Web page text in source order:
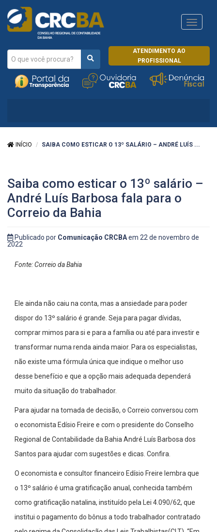
ATENDIMENTO AO
PROFISSIONAL
CRCRJ
INÍCIO SAIBA COMO ESTICAR O 13º SALÁRIO – ANDRÉ LUÍS ...
Saiba como esticar o 13º salário –
André Luís Barbosa fala para o
Correio da Bahia
Publicado por Comunicação CRCBAem 22 de novembro de
2022
Fonte: Correio da Bahia
Ele ainda não caiu na conta, mas a ansiedade para poder
dispor do 13º salário é grande. Seja para pagar dívidas,
comprar mimos para si e para a família ou até para investir e
transformar numa renda ainda maior. Para os especialistas,
não existe uma fórmula única que indique o melhor uso
desse benefício e que a opção mais adequada dependerá
muito da situação do trabalhador.
Para ajudar na tomada de decisão, o Correio conversou com
o economista Edísio Freire e com o presidente do Conselho
Regional de Contabilidade da Bahia André Luís Barbosa dos
Santos para ajudar com sugestões e dicas. Confira.
O economista e consultor financeiro Edísio Freire lembra que
o 13º salário é uma gratificação anual, conhecida também
como gratificação natalina, instituído pela Lei 4.090/62, que
institui o pagamento do bônus a todo trabalhador contratado